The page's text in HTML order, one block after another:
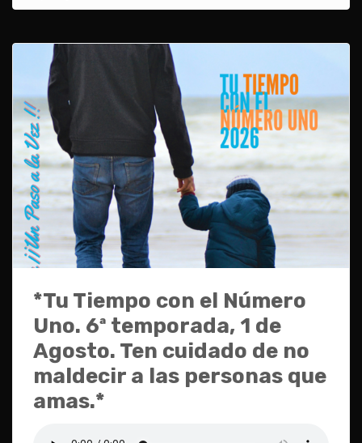
*Tu Tiempo con el Número
Uno. 6ª temporada, 1 de
Agosto. Ten cuidado de no
maldecir a las personas que
amas.*